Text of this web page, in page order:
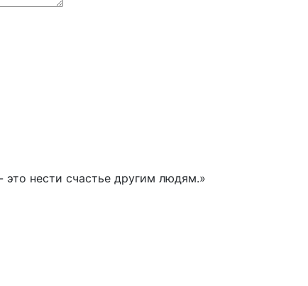
нести счастье другим людям.»